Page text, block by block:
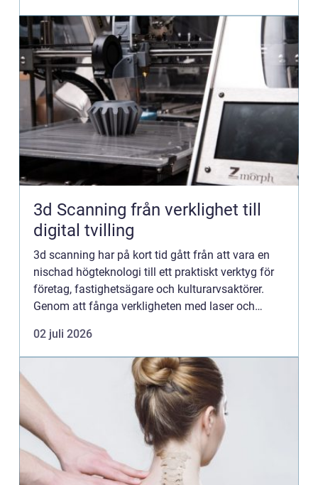
3d Scanning från verklighet till
digital tvilling
3d scanning har på kort tid gått från att vara en
nischad högteknologi till ett praktiskt verktyg för
företag, fastighetsägare och kulturarvsaktörer.
Genom att fånga verkligheten med laser och
byggnade...
02 juli 2026